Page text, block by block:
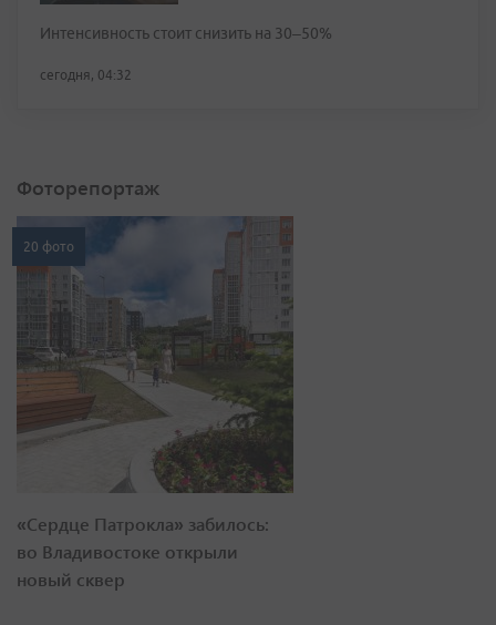
Интенсивность стоит снизить на 30–50%
сегодня, 04:32
Фоторепортаж
20 фото
«Сердце Патрокла» забилось:
во Владивостоке открыли
новый сквер